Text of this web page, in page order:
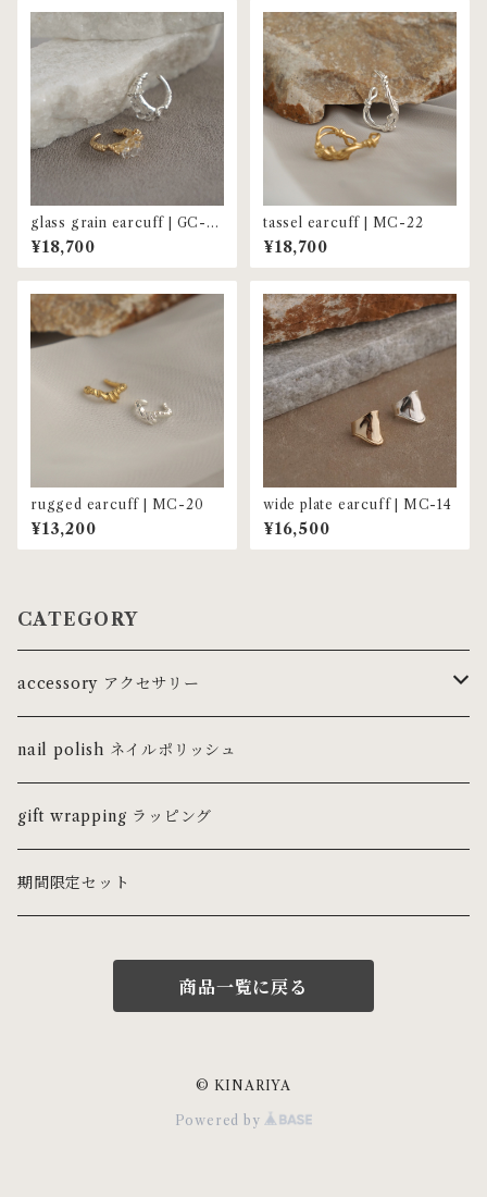
glass grain earcuff | GC-0
6
¥18,700
tassel earcuff | MC-22
¥18,700
rugged earcuff | MC-20
¥13,200
wide plate earcuff | MC-14
¥16,500
CATEGORY
accessory アクセサリー
ring リング
ピンキーリング
necklace ネックレス・チョーカー
pierce ピアス
earcuff イヤーカフ
bracelet ブレスレット・バングル
nail polish ネイルポリッシュ
gift wrapping ラッピング
期間限定セット
商品一覧に戻る
© KINARIYA
Powered by